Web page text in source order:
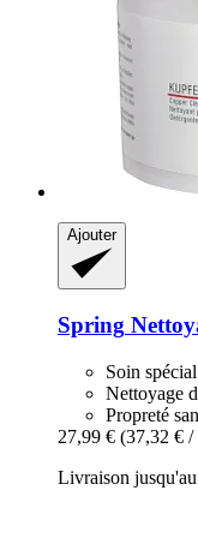
Ajouter
Spring
Soin
Nettoyage
Propreté
27,99 € (37,32 € /
Livraison